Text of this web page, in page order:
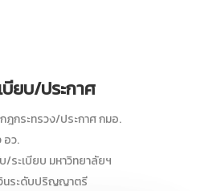
ยบ/ประกาศ
กระทรวง/ประกาศ กมอ.
อว.
ระเบียบ มหาวิทยาลัยฯ
งินระดับปริญญาตรี